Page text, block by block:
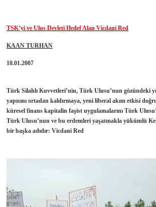
TSK’yi ve Ulus Devleti Hedef Alan Vicdani Red
KAAN TURHAN
10.01.2007
Türk Silahlı Kuvvetleri’nin, Türk Ulusu’nun gözündeki
yapısını ortadan kaldırmaya, yeni liberal akım etkisi
küresel finans kapitalin faşist uygulamalarını Türk
Türk Ulusu’nun ve bu erdemleri yaşatmakla yükümlü
bir başka adıdır: Vicdani Red